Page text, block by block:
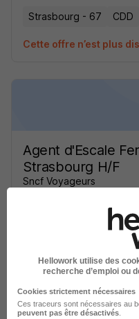
Strasbourg - 67 CDD
Cette offre n’est plus
Agent d'Escale
Strasbourg H/F
Sncf Voyageurs
CDD
Cette offre n’est plus
Hellowork utilise des
recherche d’emploi ou
Cookies strictement nécessaires
Ces traceurs sont nécessaires au
peuvent pas être désactivés